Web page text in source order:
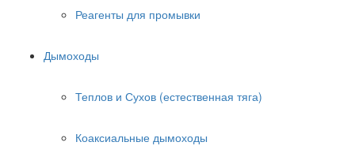
Реагенты для промывки
Дымоходы
Теплов и Сухов (естественная тяга)
Коаксиальные дымоходы